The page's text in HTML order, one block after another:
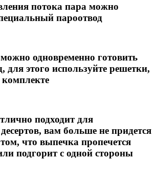
потока пара можно
пароотвод
одновременно готовить
для этого используйте решетки,
подходит для
вам больше не придется
что выпечка пропечется
подгорит с одной стороны